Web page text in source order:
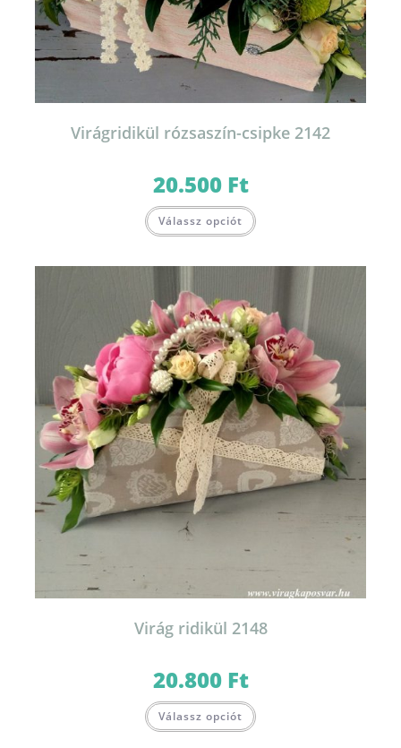
Virágridikül rózsaszín-csipke 2142
20.500 Ft
Válassz opciót
Virág ridikül 2148
20.800 Ft
Válassz opciót